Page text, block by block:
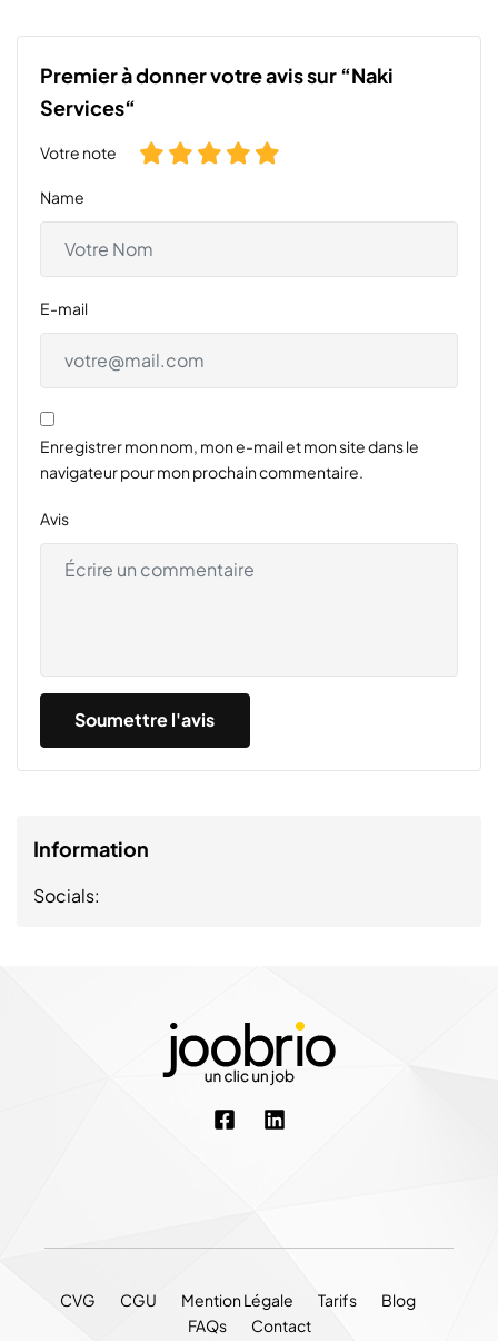
Premier à donner votre avis sur “Naki
Services“
Votre note
Name
E-mail
Enregistrer mon nom, mon e-mail et mon site dans le
navigateur pour mon prochain commentaire.
Avis
Information
Socials:
CVG CGU Mention Légale Tarifs
Blog
FAQs
Contact